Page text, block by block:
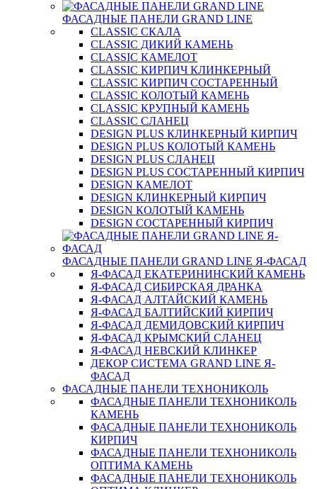
ФАСАДНЫЕ ПАНЕЛИ GRAND LINE
CLASSIC СКАЛА
CLASSIC ДИКИЙ КАМЕНЬ
CLASSIC КАМЕЛОТ
CLASSIC КИРПИЧ КЛИНКЕРНЫЙ
CLASSIC КИРПИЧ СОСТАРЕННЫЙ
CLASSIC КОЛОТЫЙ КАМЕНЬ
CLASSIC КРУПНЫЙ КАМЕНЬ
CLASSIC СЛАНЕЦ
DESIGN PLUS КЛИНКЕРНЫЙ КИРПИЧ
DESIGN PLUS КОЛОТЫЙ КАМЕНЬ
DESIGN PLUS СЛАНЕЦ
DESIGN PLUS СОСТАРЕННЫЙ КИРПИЧ
DESIGN КАМЕЛОТ
DESIGN КЛИНКЕРНЫЙ КИРПИЧ
DESIGN КОЛОТЫЙ КАМЕНЬ
DESIGN СОСТАРЕННЫЙ КИРПИЧ
ФАСАДНЫЕ ПАНЕЛИ GRAND LINE Я-ФАСАД
Я-ФАСАД ЕКАТЕРИНИНСКИЙ КАМЕНЬ
Я-ФАСАД СИБИРСКАЯ ДРАНКА
Я-ФАСАД АЛТАЙСКИЙ КАМЕНЬ
Я-ФАСАД БАЛТИЙСКИЙ КИРПИЧ
Я-ФАСАД ДЕМИДОВСКИЙ КИРПИЧ
Я-ФАСАД КРЫМСКИЙ СЛАНЕЦ
Я-ФАСАД НЕВСКИЙ КЛИНКЕР
ДЕКОР СИСТЕМА GRAND LINE Я-
ФАСАД
ФАСАДНЫЕ ПАНЕЛИ ТЕХНОНИКОЛЬ
ФАСАДНЫЕ ПАНЕЛИ ТЕХНОНИКОЛЬ
КАМЕНЬ
ФАСАДНЫЕ ПАНЕЛИ ТЕХНОНИКОЛЬ
КИРПИЧ
ФАСАДНЫЕ ПАНЕЛИ ТЕХНОНИКОЛЬ
ОПТИМА КАМЕНЬ
ФАСАДНЫЕ ПАНЕЛИ ТЕХНОНИКОЛЬ